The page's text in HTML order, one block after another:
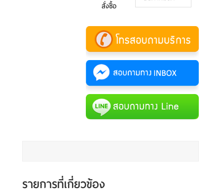
สั่งซื้อ
รายการที่เกี่ยวข้อง